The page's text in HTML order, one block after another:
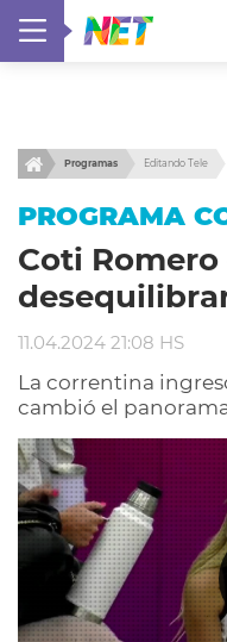
Programas Editando Tele
PROGRAMA
Coti
11.04.2024 21:08 HS
La correntina
cambió el